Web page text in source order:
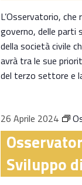
L’Osservatorio,
governo, delle parti
della società civile
avrà tra le sue
del terzo settore e
26 Aprile 2024
Sviluppo